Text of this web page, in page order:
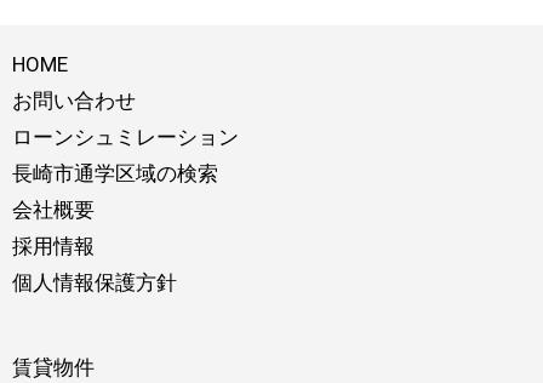
HOME
お問い合わせ
ローンシュミレーション
長崎市通学区域の検索
会社概要
採用情報
個人情報保護方針
賃貸物件